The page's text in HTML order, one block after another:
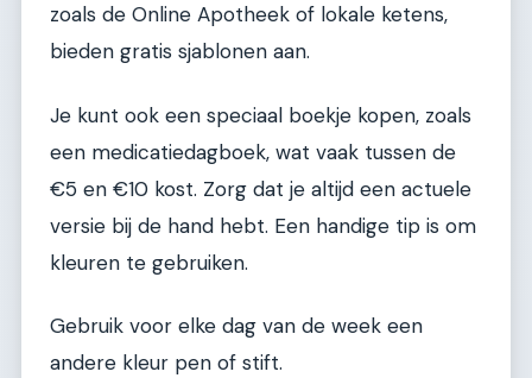
zoals de Online Apotheek of lokale ketens,
bieden gratis sjablonen aan.
Je kunt ook een speciaal boekje kopen, zoals
een medicatiedagboek, wat vaak tussen de
€5 en €10 kost. Zorg dat je altijd een actuele
versie bij de hand hebt. Een handige tip is om
kleuren te gebruiken.
Gebruik voor elke dag van de week een
andere kleur pen of stift.